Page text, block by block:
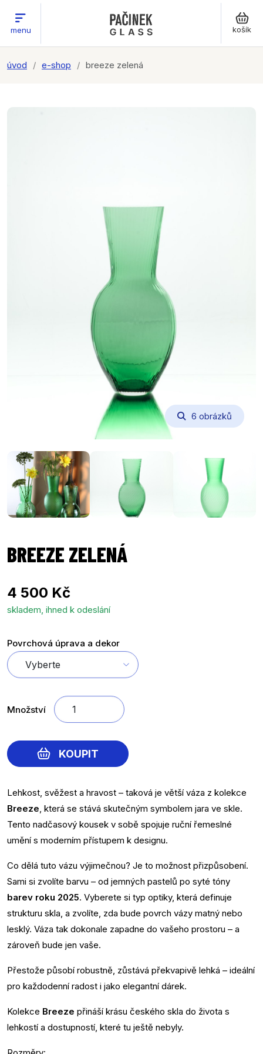
menu košík
úvod e-shop breeze zelená
6 obrázků
BREEZE ZELENÁ
4 500 Kč
skladem, ihned k odeslání
Povrchová úprava a dekor
Množství
KOUPIT
Lehkost, svěžest a hravost – taková je větší váza z kolekce
Breeze, která se stává skutečným symbolem jara ve skle.
Tento nadčasový kousek v sobě spojuje ruční řemeslné
umění s moderním přístupem k designu.
Co dělá tuto vázu výjimečnou? Je to možnost přizpůsobení.
Sami si zvolíte barvu – od jemných pastelů po syté tóny
barev roku 2025. Vyberete si typ optiky, která definuje
strukturu skla, a zvolíte, zda bude povrch vázy matný nebo
lesklý. Váza tak dokonale zapadne do vašeho prostoru – a
zároveň bude jen vaše.
Přestože působí robustně, zůstává překvapivě lehká – ideální
pro každodenní radost i jako elegantní dárek.
Kolekce Breeze přináší krásu českého skla do života s
lehkostí a dostupností, které tu ještě nebyly.